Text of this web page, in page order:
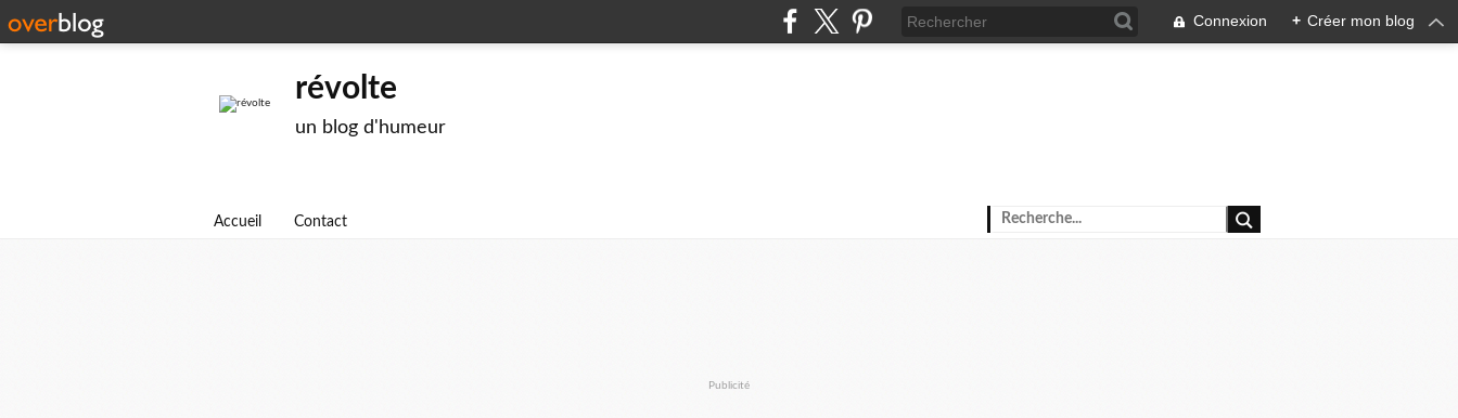
Connexion + Créer mon blog
révolte
un blog d'humeur
Accueil Contact
Publicité